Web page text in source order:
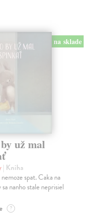
na sklade
už mal
| Kniha
spat. Caka na
nanho stale neprisiel
?